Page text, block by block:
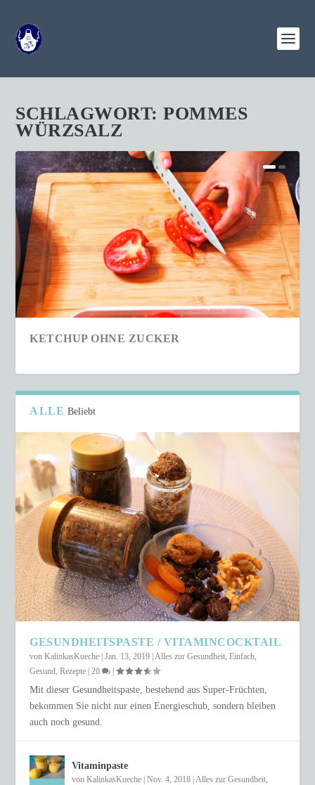
SCHLAGWORT:POMMES
WÜRZSALZ
KETCHUP OHNE ZUCKER
SCHNELLER COUSCOUS-SALAT IN NUR 15
MINUTEN
ALLE Beliebt
GESUNDHEITSPASTE / VITAMINCOCKTAIL
vonKalinkasKueche |Jan. 13, 2019 |Alles zur Gesundheit,Einfach,
Gesund,Rezepte |20 |
Mit dieser Gesundheitspaste, bestehend aus Super-Früchten,
bekommen Sie nicht nur einen Energieschub, sondern bleiben
auch noch gesund.
Vitaminpaste
vonKalinkasKueche |Nov. 4, 2018 |Alles zur Gesundheit,